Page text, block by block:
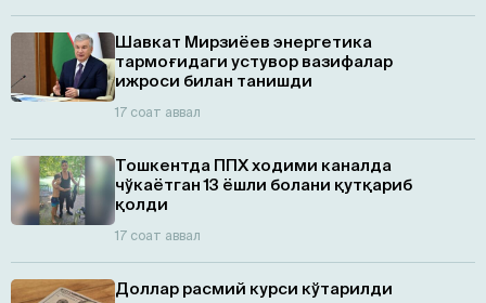
Шавкат Мирзиёев энергетика
тармоғидаги устувор вазифалар
ижроси билан танишди
17 соат аввал
Тошкентда ППХ ходими каналда
чўкаётган 13 ёшли болани қутқариб
қолди
17 соат аввал
Доллар расмий курси кўтарилди